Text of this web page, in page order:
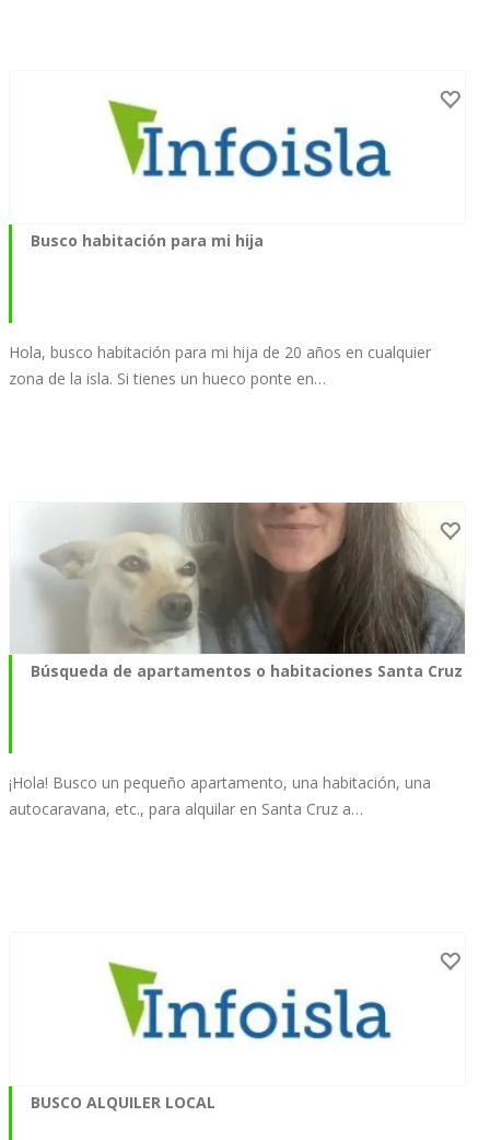
Busco habitación para mi hija
Hola, busco habitación para mi hija de 20 años en cualquier
zona de la isla. Si tienes un hueco ponte en…
Búsqueda de apartamentos o habitaciones Santa Cruz
¡Hola! Busco un pequeño apartamento, una habitación, una
autocaravana, etc., para alquilar en Santa Cruz a…
BUSCO ALQUILER LOCAL